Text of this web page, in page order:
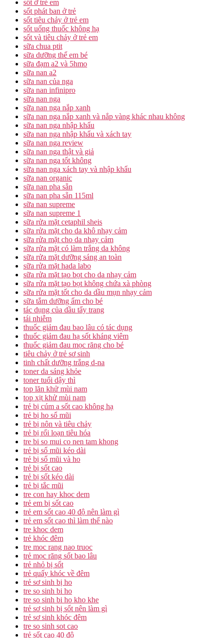
sốt ở trẻ em
sốt phát ban ở trẻ
sốt tiêu chảy ở trẻ em
sốt uống thuốc không hạ
sốt và tiêu chảy ở trẻ em
sữa chua ptit
sữa dưỡng thể em bé
sữa đạm a2 và 5hmo
sữa nan a2
sữa nan của nga
sữa nan infinipro
sữa nan nga
sữa nan nga nắp xanh
sữa nan nga nắp xanh và nắp vàng khác nhau không
sữa nan nga nhập khẩu
sữa nan nga nhập khẩu và xách tay
sữa nan nga review
sữa nan nga thật và giả
sữa nan nga tốt không
sữa nan nga xách tay và nhập khẩu
sữa nan organic
sữa nan pha sẵn
sữa nan pha sẵn 115ml
sữa nan supreme
sữa nan supreme 1
sữa rửa mặt cetaphil sheis
sữa rửa mặt cho da khô nhạy cảm
sữa rửa mặt cho da nhạy cảm
sữa rửa mặt có làm trắng da không
sữa rửa mặt dưỡng sáng an toàn
sữa rửa mặt hada labo
sữa rửa mặt tạo bọt cho da nhạy cảm
sữa rửa mặt tạo bọt không chứa xà phòng
sữa rửa mặt tốt cho da dầu mụn nhạy cảm
sữa tắm dưỡng ẩm cho bé
tác dụng của dầu tẩy trang
tái nhiễm
thuốc giảm đau bao lâu có tác dụng
thuốc giảm đau hạ sốt kháng viêm
thuốc giảm đau mọc răng cho bé
tiêu chảy ở trẻ sơ sinh
tinh chất dưỡng trắng d-na
toner da sáng khỏe
toner tuổi dậy thì
top lăn khử mùi nam
top xịt khử mùi nam
trẻ bị cúm a sốt cao không hạ
trẻ bị ho sổ mũi
trẻ bị nôn và tiêu chảy
trẻ bị rối loạn tiêu hóa
tre bi so mui co nen tam khong
trẻ bị sổ mũi kéo dài
trẻ bị sổ mũi và ho
trẻ bị sốt cao
trẻ bị sốt kéo dài
trẻ bị tắc mũi
tre con hay khoc dem
trẻ em bị sốt cao
trẻ em sốt cao 40 độ nên làm gì
trẻ em sốt cao thì làm thế nào
tre khoc dem
trẻ khóc đêm
tre moc rang nao truoc
trẻ mọc răng sốt bao lâu
trẻ nhỏ bị sốt
trẻ quấy khóc về đêm
trẻ sơ sinh bị ho
tre so sinh bi ho
tre so sinh bi ho kho khe
trẻ sơ sinh bị sốt nên làm gì
trẻ sơ sinh khóc đêm
tre so sinh sot cao
trẻ sốt cao 40 độ